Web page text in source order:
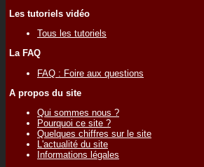
Les tutoriels vidéo
Tous les tutoriels
La FAQ
FAQ : Foire aux questions
A propos du site
Qui sommes nous ?
Pourquoi ce site ?
Quelques chiffres sur le site
L'actualité du site
Informations légales